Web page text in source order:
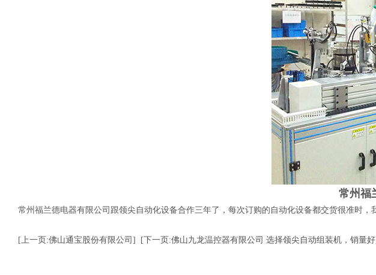
常州福
常州福兰德电器有限公司跟领尖自动化设备合作三年了，每次订购的自动化设备都交货很准时
[上一页:佛山通宝股份有限公司]
[下一页:佛山九龙温控器有限公司 选择领尖自动组装机，销量